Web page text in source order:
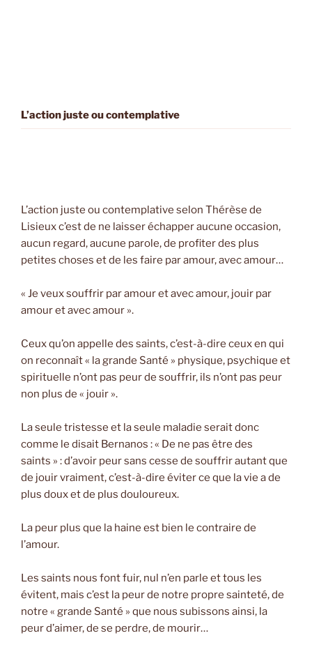
L’action juste ou contemplative
L’action juste ou contemplative selon Thérèse de
Lisieux c’est de ne laisser échapper aucune occasion,
aucun regard, aucune parole, de profiter des plus
petites choses et de les faire par amour, avec amour…
« Je veux souffrir par amour et avec amour, jouir par
amour et avec amour ».
Ceux qu’on appelle des saints, c’est-à-dire ceux en qui
on reconnaît « la grande Santé » physique, psychique et
spirituelle n’ont pas peur de souffrir, ils n’ont pas peur
non plus de « jouir ».
La seule tristesse et la seule maladie serait donc
comme le disait Bernanos : « De ne pas être des
saints » : d’avoir peur sans cesse de souffrir autant que
de jouir vraiment, c’est-à-dire éviter ce que la vie a de
plus doux et de plus douloureux.
La peur plus que la haine est bien le contraire de
l’amour.
Les saints nous font fuir, nul n’en parle et tous les
évitent, mais c’est la peur de notre propre sainteté, de
notre « grande Santé » que nous subissons ainsi, la
peur d’aimer, de se perdre, de mourir…